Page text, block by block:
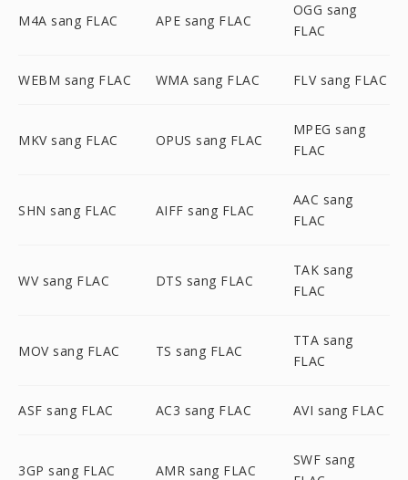
M4A sang FLAC APE sang FLAC
OGG sang
FLAC
WEBM sang FLAC WMA sang FLAC FLV sang FLAC
MKV sang FLAC OPUS sang FLAC
MPEG sang
FLAC
SHN sang FLAC AIFF sang FLAC
AAC sang
FLAC
WV sang FLAC DTS sang FLAC
TAK sang
FLAC
MOV sang FLAC TS sang FLAC
TTA sang
FLAC
ASF sang FLAC AC3 sang FLAC AVI sang FLAC
3GP sang FLAC AMR sang FLAC
SWF sang